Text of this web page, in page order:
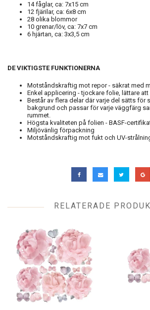
14 fåglar, ca: 7x15 cm
12 fjärilar, ca: 6x8 cm
28 olika blommor
10 grenar/löv, ca: 7x7 cm
6 hjärtan, ca: 3x3,5 cm
DE VIKTIGSTE FUNKTIONERNA
Motståndskraftig mot repor - säkrat med
Enkel applicering - tjockare folie, lättare
Består av flera delar där varje del sätts för
bakgrund och passar för varje väggfärg
rummet.
Högsta kvaliteten på folien - BASF-
Miljövänlig förpackning
Motståndskraftig mot fukt och UV-
RELATERADE